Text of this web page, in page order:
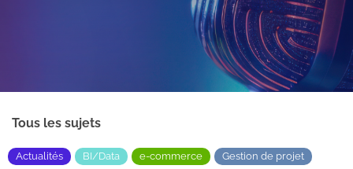
Tous les sujets
Actualités BI/Data e-commerce Gestion de projet